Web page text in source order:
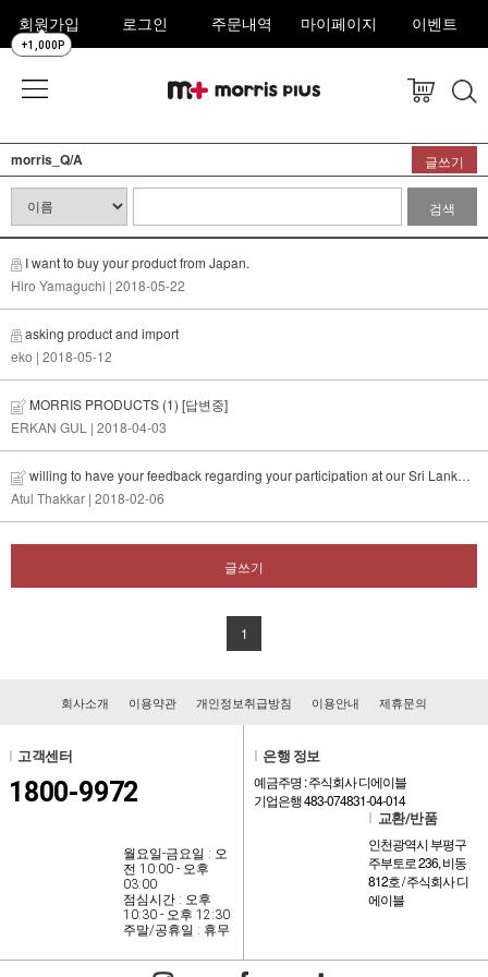
회원가입
+1,000P
로그인 주문내역 마이페이지 이벤트
morris_Q/A 글쓰기
검색
I want to buy your product from Japan.
Hiro Yamaguchi | 2018-05-22
asking product and import
eko | 2018-05-12
MORRIS PRODUCTS (1) [답변중]
ERKAN GUL | 2018-04-03
willing to have your feedback regarding your participation at our Sri Lanka & Kenya Show
Atul Thakkar | 2018-02-06
글쓰기
1
회사소개 이용약관 개인정보취급방침 이용안내 제휴문의
고객센터
1800-9972
월요일-금요일 : 오
전 10:00 - 오후
03:00
점심시간 : 오후
10:30 - 오후 12:30
주말/공휴일 : 휴무
은행 정보
예금주명 : 주식회사 디에이블
기업은행 483-074831-04-014
교환/반품
인천광역시 부평구
주부토로 236, 비동
812호 / 주식회사 디
에이블